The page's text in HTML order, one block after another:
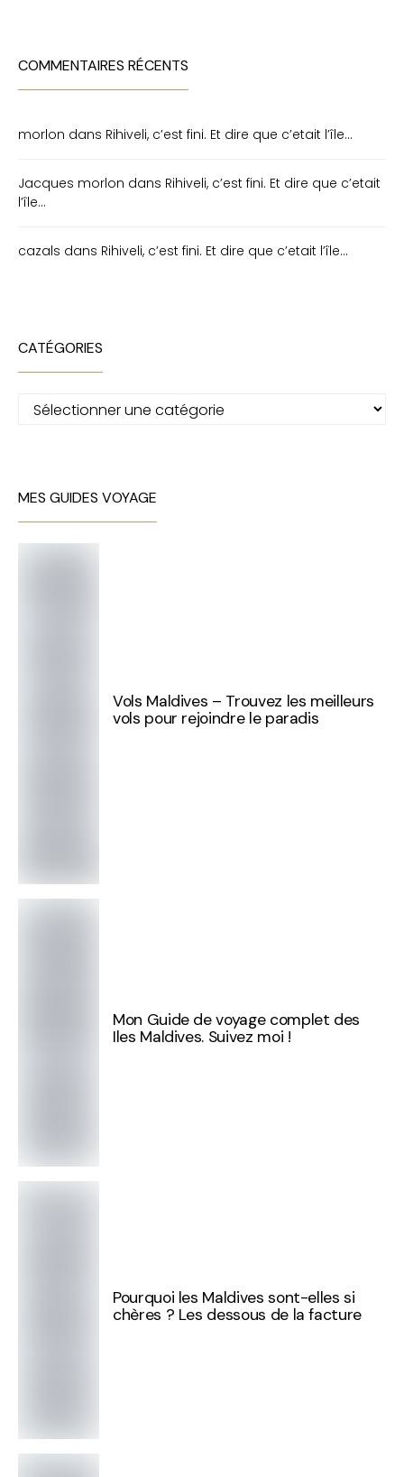
COMMENTAIRES RÉCENTS
morlon dans Rihiveli, c’est fini. Et dire que c’etait l’île…
Jacques morlon dans Rihiveli, c’est fini. Et dire que c’etait
l’île…
cazals dans Rihiveli, c’est fini. Et dire que c’etait l’île…
CATÉGORIES
Catégories
MES GUIDES VOYAGE
Vols Maldives – Trouvez les meilleurs
vols pour rejoindre le paradis
Mon Guide de voyage complet des
Iles Maldives. Suivez moi !
Pourquoi les Maldives sont-elles si
chères ? Les dessous de la facture